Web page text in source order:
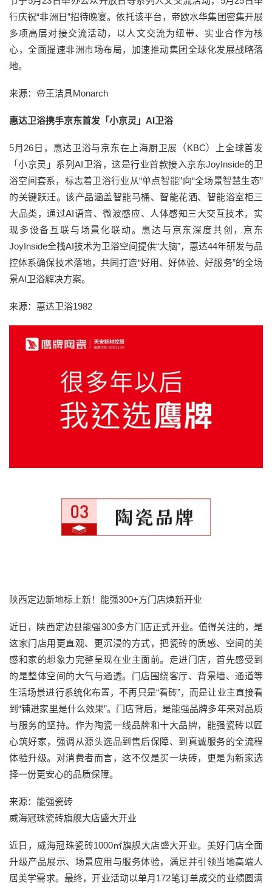
行庆祝“非洲日”招待晚宴。依托该平台，帝欧水华集团密集开展
多项高层对接交流活动，以人文交流为纽带、实业合作为核
心，全面提速非洲市场布局，加速推动集团全球化发展战略落
地。
来源：帝王洁具Monarch
惠达卫浴携手京东首发「小京灵」AI卫浴
5月26日，惠达卫浴与京东在上海厨卫展（KBC）上全球首发
「小京灵」系列AI卫浴，这是行业首款接入京东JoyInside的卫
浴空间套系，标志着卫浴行业从“单点智能”向“全场景智慧生态”
的关键跃迁。该产品涵盖智能马桶、智能花洒、智能浴室柜三
大品类，通过AI语音、微波感应、人体感知三大交互技术，实
现多设备互联与场景化联动。惠达与京东深度共创，京东
JoyInside全栈AI技术为卫浴空间提供“大脑”，惠达44年研发与品
控体系确保技术落地，共同打造“好用、好体验、好服务”的全场
景AI卫浴解决方案。
来源：惠达卫浴1982
陕西定边新地标上新！能强300+方门店焕新开业
近日，陕西定边县能强300多方门店正式开业。值得关注的，是
这家门店用更直观、更沉浸的方式，把瓷砖的质感、空间的美
感和家的想象力完整呈现在业主面前。走进门店，首先感受到
的是整体空间的大气与通透。门店围绕客厅、背景墙、通道等
生活场景进行系统化布置，不再只是“看砖”，而是让业主直接看
到“铺进家里是什么效果”。门店背后，是能强品牌多年来对品质
与服务的坚持。作为陶瓷一线品牌和十大品牌，能强瓷砖以匠
心筑好家，强调从源头选品到售后保障、到真诚服务的全流程
体验升级。对消费者而言，这不仅是买一块砖，更是为新家选
择一份更安心的品质保障。
来源：能强瓷砖
威海冠珠瓷砖旗舰大店盛大开业
近日，威海冠珠瓷砖1000㎡旗舰大店盛大开业。美好门店全面
升级产品展示、场景应用与服务体验，满足并引领当地高端人
居美学需求。最终，开业活动以单月172笔订单成交的业绩圆满